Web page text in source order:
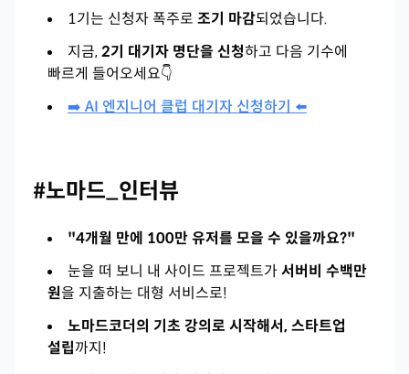
1기는 신청자 폭주로 조기 마감되었습니다.
지금,2기 대기자 명단을 신청하고 다음 기수에
빠르게 들어오세요👇
➡️ AI 엔지니어 클럽 대기자 신청하기 ⬅️
#노마드_인터뷰
"4개월 만에 100만 유저를 모을 수 있을까요?"
눈을 떠 보니 내 사이드 프로젝트가서버비 수백만
원을 지출하는 대형 서비스로!
노마드코더의 기초 강의로 시작해서, 스타트업
설립까지!